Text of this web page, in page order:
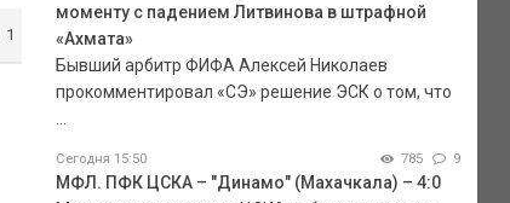
1
моменту с падением Литвинова в штрафной
«Ахмата»
Бывший арбитр ФИФА Алексей Николаев
прокомментировал «СЭ» решение ЭСК о том, что
Сегодня 15:50 785 9
МФЛ. ПФК ЦСКА – "Динамо" (Махачкала) – 4:0